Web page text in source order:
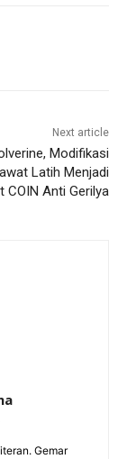
Next article
Modifikasi
Latih Menjadi
COIN Anti Gerilya
Gemar